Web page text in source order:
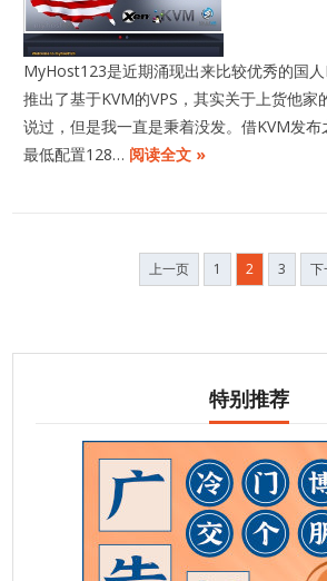
MyHost123是近期涌现出来比较优秀的国
推出了基于KVM的VPS，其实关于上货他家
说过，但是我一直是秉着没发。借KVM发
最低配置128… 阅读全文 »
上一页 1 2 3 下
特别推荐